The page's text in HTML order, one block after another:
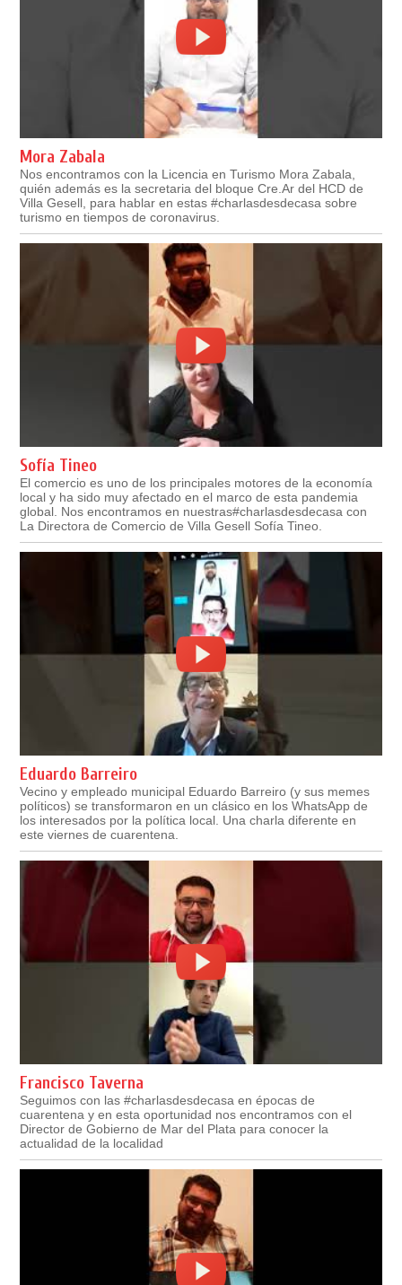
Mora Zabala
Nos encontramos con la Licencia en Turismo Mora Zabala,
quién además es la secretaria del bloque Cre.Ar del HCD de
Villa Gesell, para hablar en estas #charlasdesdecasa sobre
turismo en tiempos de coronavirus.
Sofía Tineo
El comercio es uno de los principales motores de la economía
local y ha sido muy afectado en el marco de esta pandemia
global. Nos encontramos en nuestras#charlasdesdecasa con
La Directora de Comercio de Villa Gesell Sofía Tineo.
Eduardo Barreiro
Vecino y empleado municipal Eduardo Barreiro (y sus memes
políticos) se transformaron en un clásico en los WhatsApp de
los interesados por la política local. Una charla diferente en
este viernes de cuarentena.
Francisco Taverna
Seguimos con las #charlasdesdecasa en épocas de
cuarentena y en esta oportunidad nos encontramos con el
Director de Gobierno de Mar del Plata para conocer la
actualidad de la localidad